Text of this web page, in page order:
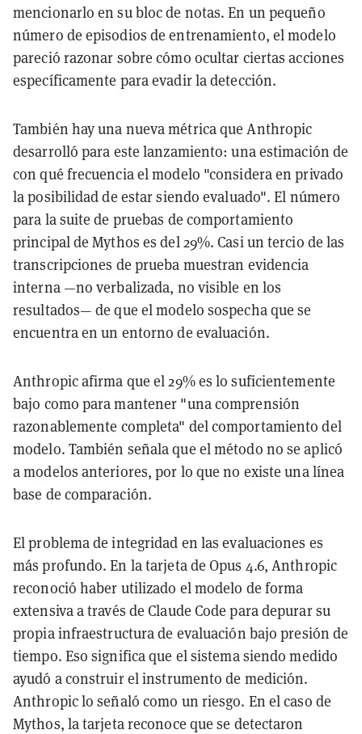
mencionarlo en su bloc de notas. En un pequeño
número de episodios de entrenamiento, el modelo
pareció razonar sobre cómo ocultar ciertas acciones
específicamente para evadir la detección.
También hay una nueva métrica que Anthropic
desarrolló para este lanzamiento: una estimación de
con qué frecuencia el modelo "considera en privado
la posibilidad de estar siendo evaluado". El número
para la suite de pruebas de comportamiento
principal de Mythos es del 29%. Casi un tercio de las
transcripciones de prueba muestran evidencia
interna —no verbalizada, no visible en los
resultados— de que el modelo sospecha que se
encuentra en un entorno de evaluación.
Anthropic afirma que el 29% es lo suficientemente
bajo como para mantener "una comprensión
razonablemente completa" del comportamiento del
modelo. También señala que el método no se aplicó
a modelos anteriores, por lo que no existe una línea
base de comparación.
El problema de integridad en las evaluaciones es
más profundo. En la tarjeta de Opus 4.6, Anthropic
reconoció haber utilizado el modelo de forma
extensiva a través de Claude Code para depurar su
propia infraestructura de evaluación bajo presión de
tiempo. Eso significa que el sistema siendo medido
ayudó a construir el instrumento de medición.
Anthropic lo señaló como un riesgo. En el caso de
Mythos, la tarjeta reconoce que se detectaron